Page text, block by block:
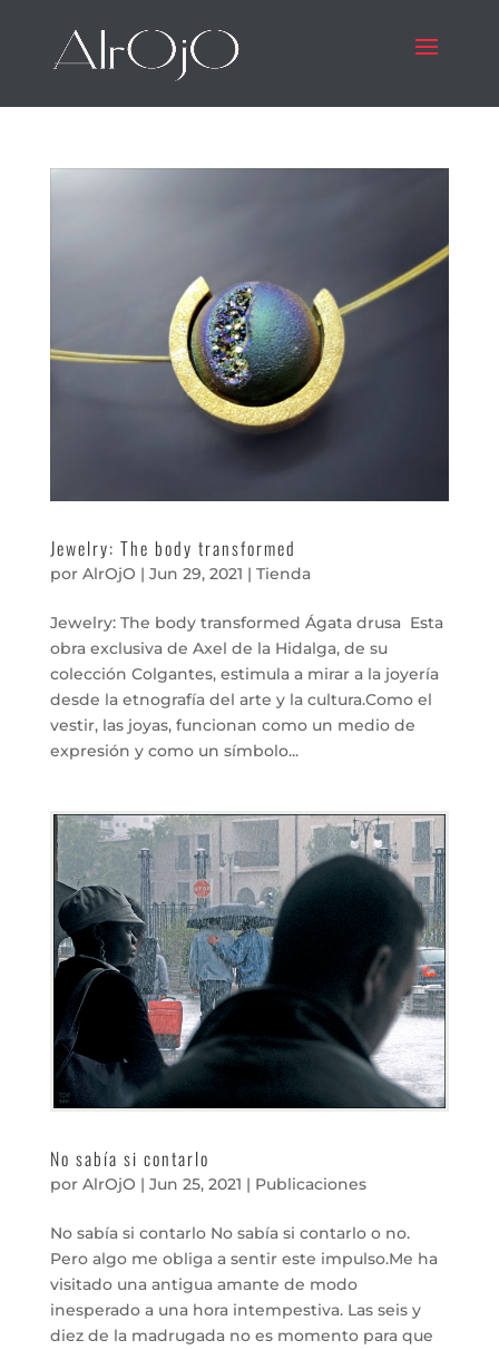
Jewelry: The body transformed
por AlrOjO | Jun 29, 2021 | Tienda
Jewelry: The body transformed Ágata drusa Esta
obra exclusiva de Axel de la Hidalga, de su
colección Colgantes, estimula a mirar a la joyería
desde la etnografía del arte y la cultura.Como el
vestir, las joyas, funcionan como un medio de
expresión y como un símbolo...
No sabía si contarlo
por AlrOjO | Jun 25, 2021 | Publicaciones
No sabía si contarlo No sabía si contarlo o no.
Pero algo me obliga a sentir este impulso.Me ha
visitado una antigua amante de modo
inesperado a una hora intempestiva. Las seis y
diez de la madrugada no es momento para que